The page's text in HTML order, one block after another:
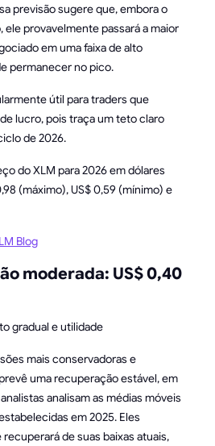
previsão sugere que, embora o
ele provavelmente passará a maior
em uma faixa de alto
permanecer no pico.
útil para traders que
lucro, pois traça um teto claro
de 2026.
do XLM para 2026 em dólares
(máximo), US$ 0,59 (mínimo) e
Blog
moderada: US$ 0,40
gradual e utilidade
mais conservadoras e
uma recuperação estável, em
analisam as médias móveis
em 2025. Eles
de suas baixas atuais,